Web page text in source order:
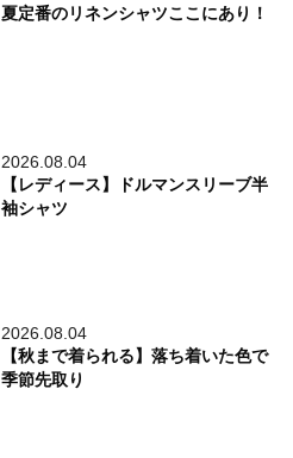
夏定番のリネンシャツここにあり！
2026.08.04
【レディース】ドルマンスリーブ半
袖シャツ
2026.08.04
【秋まで着られる】落ち着いた色で
季節先取り